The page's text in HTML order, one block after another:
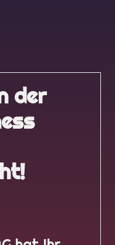
der